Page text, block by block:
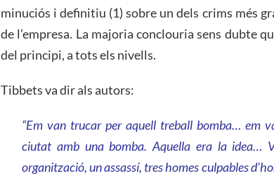
minuciós i definitiu (1) sobre un dels crims més
de l’empresa. La majoria conclouria sens dubte
del principi, a tots els nivells.
Tibbets va dir als autors:
“Em van trucar per aquell treball bomba… em
ciutat amb una bomba. Aquella era la idea…
organització, un assassí, tres homes culpables